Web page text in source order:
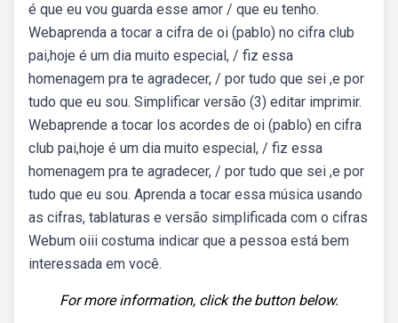
é que eu vou guarda esse amor / que eu tenho.
Webaprenda a tocar a cifra de oi (pablo) no cifra club
pai,hoje é um dia muito especial, / fiz essa
homenagem pra te agradecer, / por tudo que sei ,e por
tudo que eu sou. Simplificar versão (3) editar imprimir.
Webaprende a tocar los acordes de oi (pablo) en cifra
club pai,hoje é um dia muito especial, / fiz essa
homenagem pra te agradecer, / por tudo que sei ,e por
tudo que eu sou. Aprenda a tocar essa música usando
as cifras, tablaturas e versão simplificada com o cifras
Webum oiii costuma indicar que a pessoa está bem
interessada em você.
For more information, click the button below.